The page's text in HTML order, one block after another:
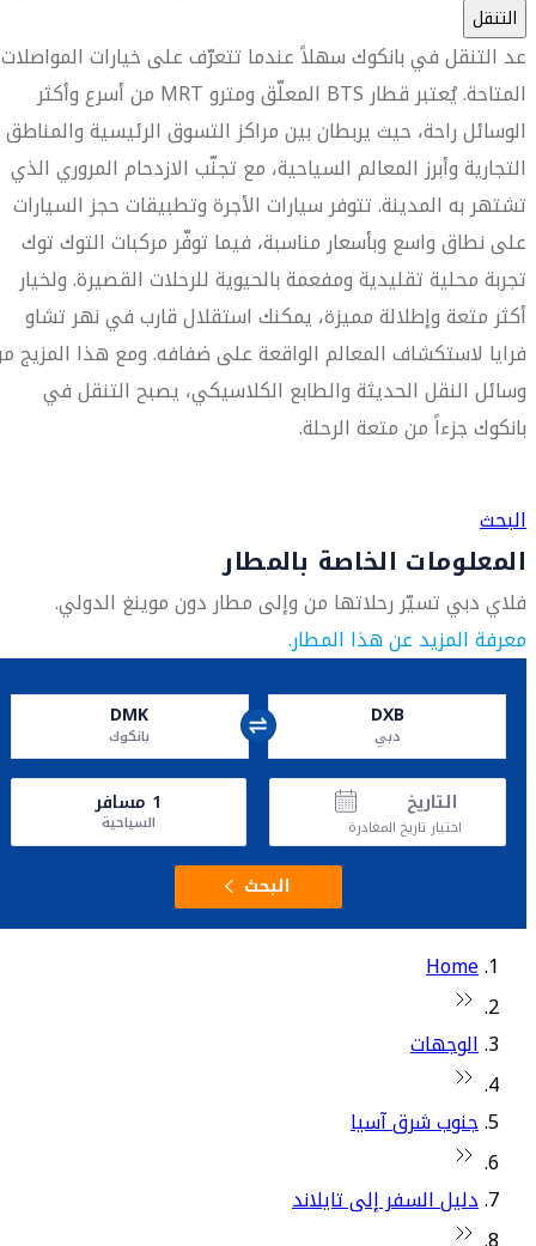
التنقل
ُعد التنقل في بانكوك سهلاً عندما تتعرّف على خيارات المواصلات
المتاحة. يُعتبر قطار BTS المعلّق ومترو MRT من أسرع وأكثر
الوسائل راحة، حيث يربطان بين مراكز التسوق الرئيسية والمناطق
التجارية وأبرز المعالم السياحية، مع تجنّب الازدحام المروري الذي
تشتهر به المدينة. تتوفر سيارات الأجرة وتطبيقات حجز السيارات
على نطاق واسع وبأسعار مناسبة، فيما توفّر مركبات التوك توك
تجربة محلية تقليدية ومفعمة بالحيوية للرحلات القصيرة. ولخيار
أكثر متعة وإطلالة مميزة، يمكنك استقلال قارب في نهر تشاو
فرايا لاستكشاف المعالم الواقعة على ضفافه. ومع هذا المزيج
وسائل النقل الحديثة والطابع الكلاسيكي، يصبح التنقل في
بانكوك جزءاً من متعة الرحلة.
البحث
المعلومات الخاصة بالمطار
فلاي دبي تسيّر رحلاتها من وإلى مطار دون موينغ الدولي.
معرفة المزيد عن هذا المطار.
DXB
دبي
DMK
بانكوك
التاريخ
اختيار تاريخ المغادرة
1 مسافر
السياحية
البحث
Home
الوجهات
جنوب شرق آسيا
دليل السفر إلى تايلاند